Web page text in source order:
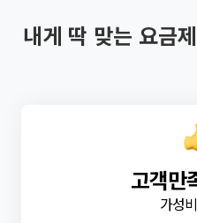
내게 딱 맞는 요금
고객만
가성